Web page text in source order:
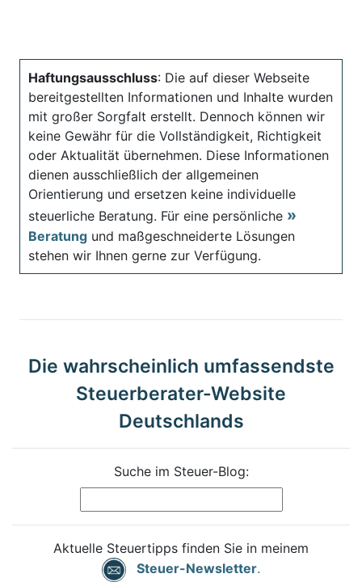
Haftungsausschluss: Die auf dieser Webseite
bereitgestellten Informationen und Inhalte wurden
mit großer Sorgfalt erstellt. Dennoch können wir
keine Gewähr für die Vollständigkeit, Richtigkeit
oder Aktualität übernehmen. Diese Informationen
dienen ausschließlich der allgemeinen
Orientierung und ersetzen keine individuelle
steuerliche Beratung. Für eine persönliche
Beratung und maßgeschneiderte Lösungen
stehen wir Ihnen gerne zur Verfügung.
Die wahrscheinlich umfassendste
Steuerberater-Website
Deutschlands
Suche im Steuer-Blog:
Aktuelle Steuertipps finden Sie in meinem
Steuer-Newsletter.